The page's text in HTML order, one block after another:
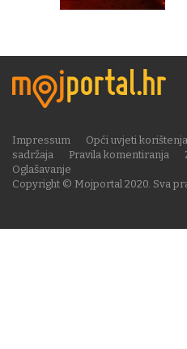
Copyright © Mojportal 2020. Sva
Impressum Opći uvjeti korištenja
sadržaja
Pravila komentiranja
Oglašavanje